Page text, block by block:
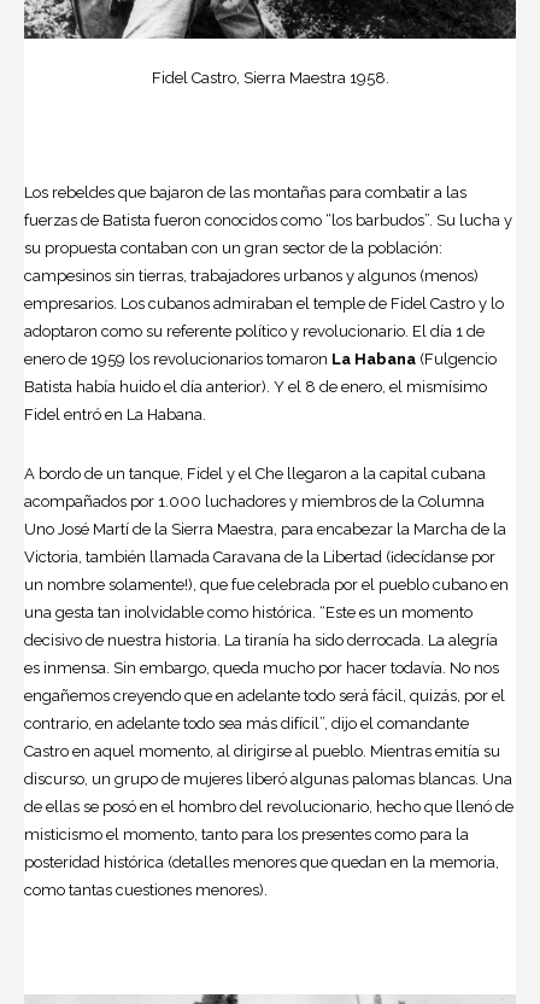
Fidel Castro, Sierra Maestra 1958.
Los rebeldes que bajaron de las montañas para combatir a las
fuerzas de Batista fueron conocidos como “los barbudos”. Su lucha y
su propuesta contaban con un gran sector de la población:
campesinos sin tierras, trabajadores urbanos y algunos (menos)
empresarios. Los cubanos admiraban el temple de Fidel Castro y lo
adoptaron como su referente político y revolucionario. El día 1 de
enero de 1959 los revolucionarios tomaron La Habana (Fulgencio
Batista había huido el día anterior). Y el 8 de enero, el mismísimo
Fidel entró en La Habana.
A bordo de un tanque, Fidel y el Che llegaron a la capital cubana
acompañados por 1.000 luchadores y miembros de la Columna
Uno José Martí de la Sierra Maestra, para encabezar la Marcha de la
Victoria, también llamada Caravana de la Libertad (¡decídanse por
un nombre solamente!), que fue celebrada por el pueblo cubano en
una gesta tan inolvidable como histórica. “Este es un momento
decisivo de nuestra historia. La tiranía ha sido derrocada. La alegría
es inmensa. Sin embargo, queda mucho por hacer todavía. No nos
engañemos creyendo que en adelante todo será fácil, quizás, por el
contrario, en adelante todo sea más difícil”, dijo el comandante
Castro en aquel momento, al dirigirse al pueblo. Mientras emitía su
discurso, un grupo de mujeres liberó algunas palomas blancas. Una
de ellas se posó en el hombro del revolucionario, hecho que llenó de
misticismo el momento, tanto para los presentes como para la
posteridad histórica (detalles menores que quedan en la memoria,
como tantas cuestiones menores).